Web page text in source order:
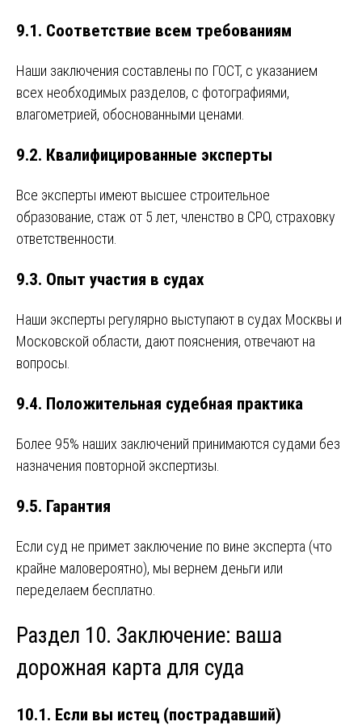
9.1. Соответствие всем требованиям
Наши заключения составлены по ГОСТ, с указанием
всех необходимых разделов, с фотографиями,
влагометрией, обоснованными ценами.
9.2. Квалифицированные эксперты
Все эксперты имеют высшее строительное
образование, стаж от 5 лет, членство в СРО, страховку
ответственности.
9.3. Опыт участия в судах
Наши эксперты регулярно выступают в судах Москвы и
Московской области, дают пояснения, отвечают на
вопросы.
9.4. Положительная судебная практика
Более 95% наших заключений принимаются судами без
назначения повторной экспертизы.
9.5. Гарантия
Если суд не примет заключение по вине эксперта (что
крайне маловероятно), мы вернем деньги или
переделаем бесплатно.
Раздел 10. Заключение: ваша
дорожная карта для суда
10.1. Если вы истец (пострадавший)